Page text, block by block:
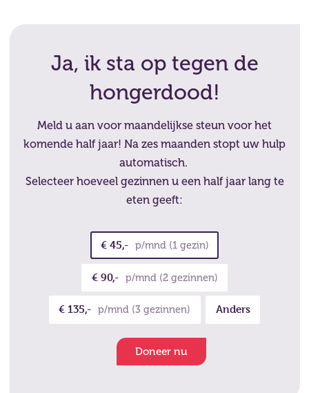
Ja, ik sta op tegen de
hongerdood!
Meld u aan voor maandelijkse steun voor het
komende half jaar! Na zes maanden stopt uw hulp
automatisch.
Selecteer hoeveel gezinnen u een half jaar lang te
eten geeft:
€ 45,- p/mnd (1 gezin)
€ 90,- p/mnd (2 gezinnen)
€ 135,- p/mnd (3 gezinnen) Anders
Doneer nu